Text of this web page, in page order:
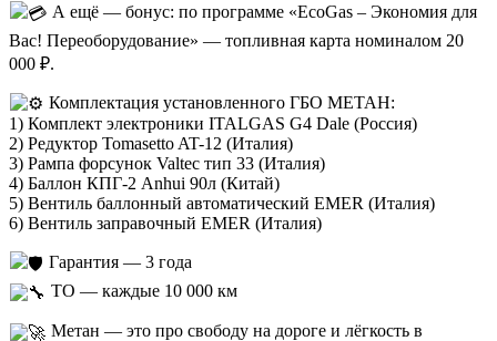
А ещё — бонус: по программе «EcoGas – Экономия для
Вас! Переоборудование» — топливная карта номиналом 20
000 ₽.
Комплектация установленного ГБО МЕТАН:
1) Комплект электроники ITALGAS G4 Dale (Россия)
2) Редуктор Tomasetto AT-12 (Италия)
3) Рампа форсунок Valtec тип 33 (Италия)
4) Баллон КПГ-2 Anhui 90л (Китай)
5) Вентиль баллонный автоматический EMER (Италия)
6) Вентиль заправочный EMER (Италия)
Гарантия — 3 года
ТО — каждые 10 000 км
Метан — это про свободу на дороге и лёгкость в